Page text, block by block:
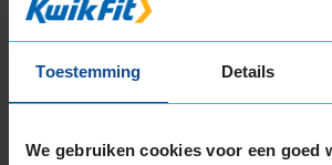
Toestemming Details
We gebruiken cookies voor een goed
Fietsbanden vervangen
Ook voorfietsbandenservicega je
bike service in Alkmaar. Zowel
van een lekke binnenband als
kwaliteitsmerk Schwalbe. Rijd je